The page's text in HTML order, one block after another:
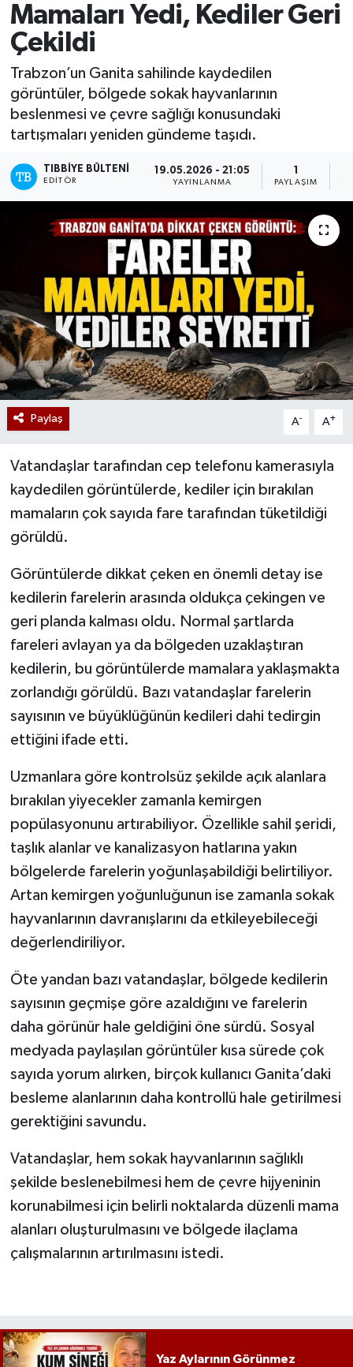
Mamaları Yedi, Kediler Geri
Çekildi
Trabzon’un Ganita sahilinde kaydedilen
görüntüler, bölgede sokak hayvanlarının
beslenmesi ve çevre sağlığı konusundaki
tartışmaları yeniden gündeme taşıdı.
TIBBIYE BÜLTENI
EDITÖR
19.05.2026 - 21:05
YAYINLANMA PAYLAŞIM
Paylaş A- A+
Vatandaşlar tarafından cep telefonu kamerasıyla
kaydedilen görüntülerde, kediler için bırakılan
mamaların çok sayıda fare tarafından tüketildiği
görüldü.
Görüntülerde dikkat çeken en önemli detay ise
kedilerin farelerin arasında oldukça çekingen ve
geri planda kalması oldu. Normal şartlarda
fareleri avlayan ya da bölgeden uzaklaştıran
kedilerin, bu görüntülerde mamalara yaklaşmakta
zorlandığı görüldü. Bazı vatandaşlar farelerin
sayısının ve büyüklüğünün kedileri dahi tedirgin
ettiğini ifade etti.
Uzmanlara göre kontrolsüz şekilde açık alanlara
bırakılan yiyecekler zamanla kemirgen
popülasyonunu artırabiliyor. Özellikle sahil şeridi,
taşlık alanlar ve kanalizasyon hatlarına yakın
bölgelerde farelerin yoğunlaşabildiği belirtiliyor.
Artan kemirgen yoğunluğunun ise zamanla sokak
hayvanlarının davranışlarını da etkileyebileceği
değerlendiriliyor.
Öte yandan bazı vatandaşlar, bölgede kedilerin
sayısının geçmişe göre azaldığını ve farelerin
daha görünür hale geldiğini öne sürdü. Sosyal
medyada paylaşılan görüntüler kısa sürede çok
sayıda yorum alırken, birçok kullanıcı Ganita’daki
besleme alanlarının daha kontrollü hale getirilmesi
gerektiğini savundu.
Vatandaşlar, hem sokak hayvanlarının sağlıklı
şekilde beslenebilmesi hem de çevre hijyeninin
korunabilmesi için belirli noktalarda düzenli mama
alanları oluşturulmasını ve bölgede ilaçlama
çalışmalarının artırılmasını istedi.
Yaz Aylarının Görünmez
Mevzuat